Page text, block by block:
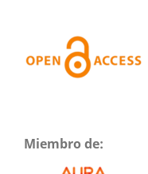
Miembro de: